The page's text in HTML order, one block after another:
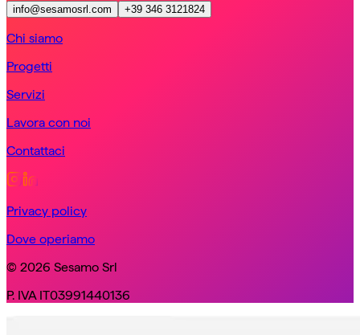
info@sesamosrl.com +39 346 3121824
Chi siamo
Progetti
Servizi
Lavora con noi
Contattaci
Privacy policy
Dove operiamo
© 2026 Sesamo Srl
P. IVA IT03991440136